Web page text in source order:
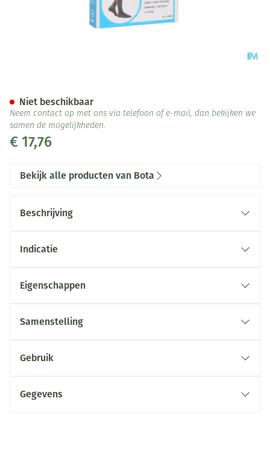
€ 17,76
Niet beschikbaar
Neem contact op met ons via telefoon of e-mail, dan bekijken we
samen de mogelijkheden.
Bekijk alle producten van Bota
Beschrijving
Indicatie
Eigenschappen
Samenstelling
Gebruik
Gegevens